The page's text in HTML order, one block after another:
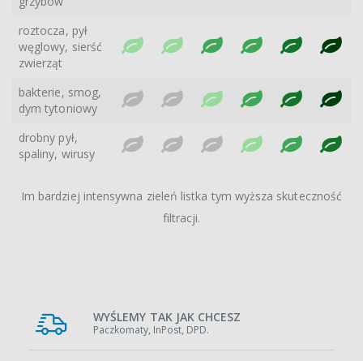
roztocza, pył
węglowy, sierść
zwierząt
bakterie, smog,
dym tytoniowy
drobny pył,
spaliny, wirusy
Im bardziej intensywna zieleń listka tym wyższa skuteczność
filtracji.
WYŚLEMY TAK JAK CHCESZ
Paczkomaty, InPost, DPD.